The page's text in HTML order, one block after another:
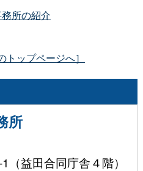
所の紹介
トップページへ］
所
益田合同庁舎４階）